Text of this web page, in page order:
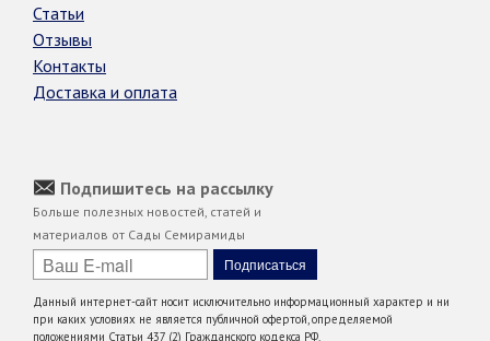
Статьи
Отзывы
Контакты
Доставка и оплата
Подпишитесь на рассылку
Больше полезных новостей, статей и
материалов от Сады Семирамиды
Данный интернет-сайт носит исключительно информационный характер и ни
при каких условиях не является публичной офертой, определяемой
положениями Статьи 437 (2) Гражданского кодекса РФ.